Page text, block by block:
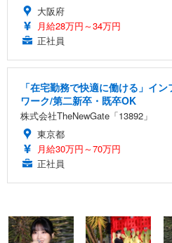
大阪府
月給28万円～34万円
正社員
「在宅勤務で快適に働ける」イ
ワーク/第二新卒・既卒OK
株式会社TheNewGate「13892」
東京都
月給30万円～70万円
正社員